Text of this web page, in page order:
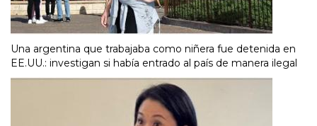
Una argentina que trabajaba como niñera fue detenida en
EE.UU.: investigan si había entrado al país de manera ilegal